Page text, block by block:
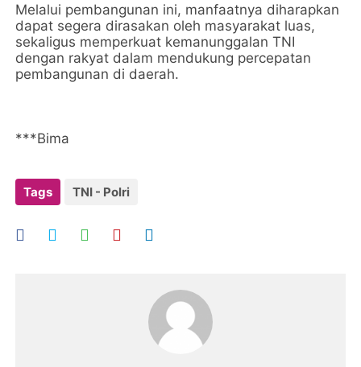
Melalui pembangunan ini, manfaatnya diharapkan
dapat segera dirasakan oleh masyarakat luas,
sekaligus memperkuat kemanunggalan TNI
dengan rakyat dalam mendukung percepatan
pembangunan di daerah.
***Bima
Tags TNI - Polri